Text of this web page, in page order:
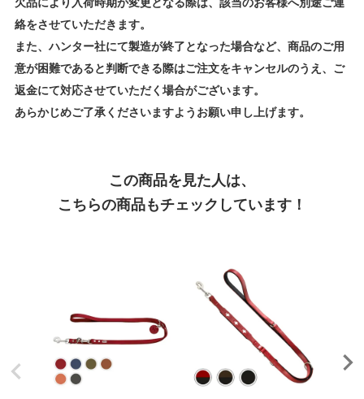
欠品により入荷時期が変更となる際は、該当のお客様へ別途ご連
絡をさせていただきます。
また、ハンター社にて製造が終了となった場合など、商品のご用
意が困難であると判断できる際はご注文をキャンセルのうえ、ご
返金にて対応させていただく場合がございます。
あらかじめご了承くださいますようお願い申し上げます。
この商品を見た人は、
こちらの商品もチェックしています！